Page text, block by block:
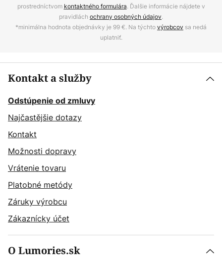
prostredníctvom kontaktného formulára. Ďalšie informácie nájdete v
pravidlách ochrany osobných údajov.
*minimálna hodnota objednávky je 99 €. Na týchtovýrobcov sa nedá
uplatniť.
Kontakt a služby
Odstúpenie od zmluvy
Najčastějšie dotazy
Kontakt
Možnosti dopravy
Vrátenie tovaru
Platobné metódy
Záruky výrobcu
Zákaznícky účet
O Lumories.sk